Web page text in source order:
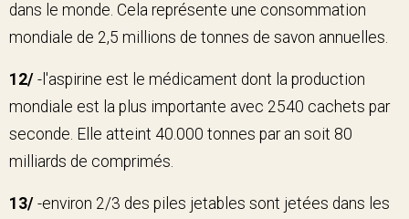
dans le monde. Cela représente une consommation
mondiale de 2,5 millions de tonnes de savon annuelles.
12/ -l'aspirine est le médicament dont la production
mondiale est la plus importante avec 2540 cachets par
seconde. Elle atteint 40.000 tonnes par an soit 80
milliards de comprimés.
13/ -environ 2/3 des piles jetables sont jetées dans les